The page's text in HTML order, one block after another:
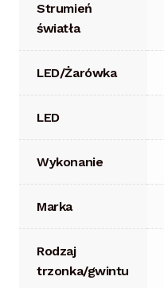
Strumień
światła
LED/Żarówka
LED
Wykonanie
Marka
Rodzaj
trzonka/gwintu